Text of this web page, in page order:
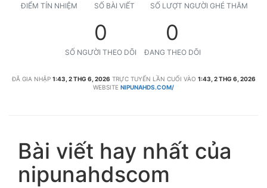
ĐIỂM TÍN NHIỆM SỐ BÀI VIẾT SỐ LƯỢT NGƯỜI GHÉ THĂM
0
SỐ NGƯỜI THEO DÕI
0
ĐANG THEO DÕI
ĐÃ GIA NHẬP 1:43, 2 THG 6, 2026 TRỰC TUYẾN LẦN CUỐI VÀO 1:43, 2 THG 6, 2026
WEBSITE NIPUNAHDS.COM/
Bài viết hay nhất của
nipunahdscom